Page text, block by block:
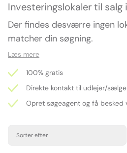
Investeringslokaler til salg
Der findes desværre ingen
matcher din søgning.
Læs mere
100% gratis
Direkte kontakt til udlejer/
Opret søgeagent og få besked
Sorter efter